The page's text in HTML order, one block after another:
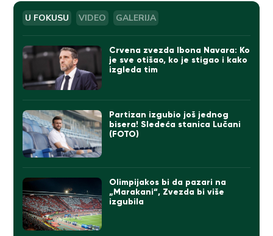
U FOKUSU VIDEO GALERIJA
Crvena zvezda Ibona Navara: Ko
je sve otišao, ko je stigao i kako
izgleda tim
Partizan izgubio još jednog
bisera! Sledeća stanica Lučani
(FOTO)
Olimpijakos bi da pazari na
„Marakani“, Zvezda bi više
izgubila